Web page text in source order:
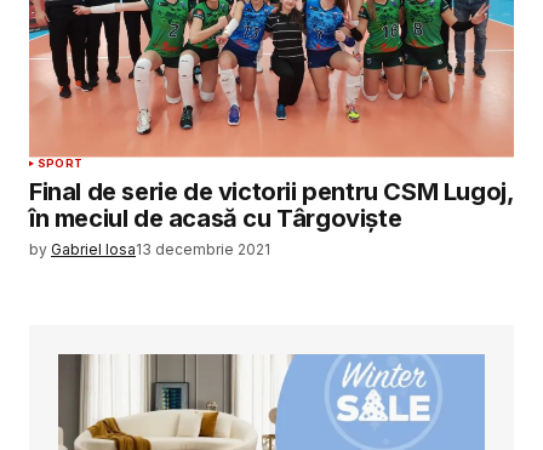
SPORT
Final de serie de victorii pentru CSM Lugoj,
în meciul de acasă cu Târgoviște
by Gabriel Iosa13 decembrie 2021